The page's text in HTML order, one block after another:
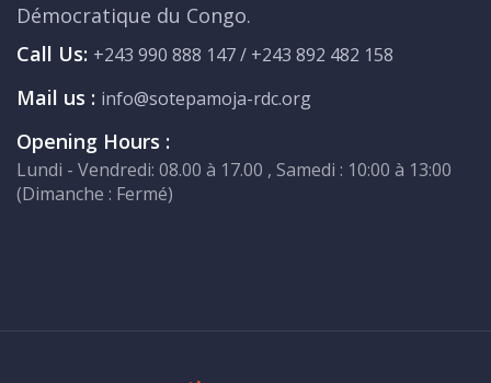
Démocratique du Congo.
Call Us: +243 990 888 147 / +243 892 482 158
Mail us : info@sotepamoja-rdc.org
Opening Hours :
Lundi - Vendredi: 08.00 à 17.00 , Samedi : 10:00 à 13:00
(Dimanche : Fermé)